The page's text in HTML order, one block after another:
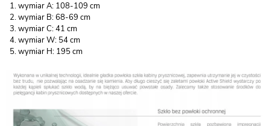
wymiar A: 108-109 cm
wymiar B: 68-69 cm
wymiar C: 41 cm
wymiar W: 54 cm
wymiar H: 195 cm